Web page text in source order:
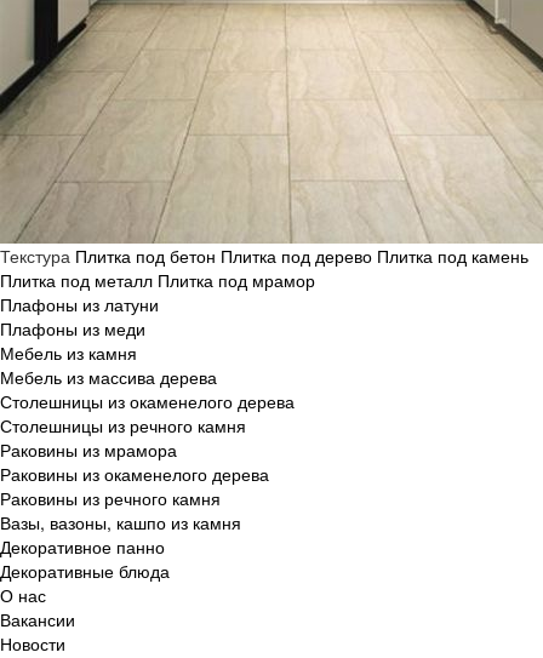
Текстура Плитка под бетон Плитка под дерево Плитка под камень
Плитка под металл Плитка под мрамор
Плафоны из латуни
Плафоны из меди
Мебель из камня
Мебель из массива дерева
Столешницы из окаменелого дерева
Столешницы из речного камня
Раковины из мрамора
Раковины из окаменелого дерева
Раковины из речного камня
Вазы, вазоны, кашпо из камня
Декоративное панно
Декоративные блюда
О нас
Вакансии
Новости